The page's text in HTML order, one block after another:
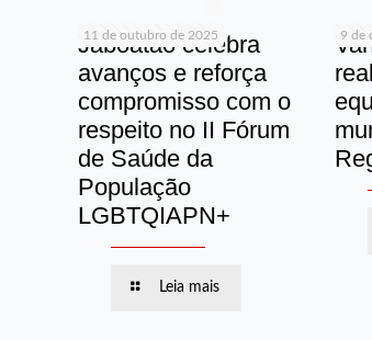
11 de outubro de 2025
Jaboatão celebra
avanços e reforça
compromisso com o
respeito no II Fórum
de Saúde da
População
LGBTQIAPN+
Leia mais
9 de